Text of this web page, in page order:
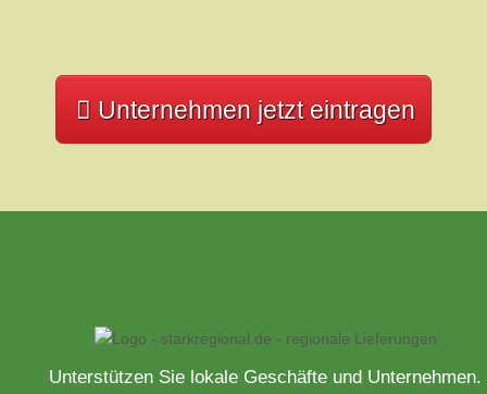
Unternehmen jetzt eintragen
Unterstützen Sie lokale Geschäfte und Unternehmen.